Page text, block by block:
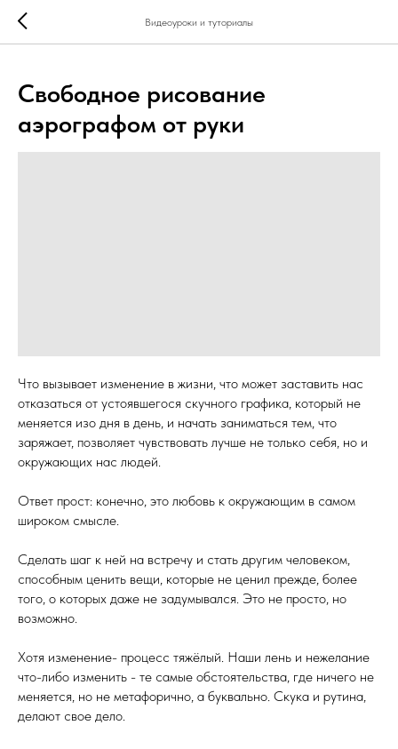
Видеоуроки и туториалы
Свободное рисование
аэрографом от руки
Что вызывает изменение в жизни, что может заставить нас
отказаться от устоявшегося скучного графика, который не
меняется изо дня в день, и начать заниматься тем, что
заряжает, позволяет чувствовать лучше не только себя, но и
окружающих нас людей.
Ответ прост: конечно, это любовь к окружающим в самом
широком смысле.
Сделать шаг к ней на встречу и стать другим человеком,
способным ценить вещи, которые не ценил прежде, более
того, о которых даже не задумывался. Это не просто, но
возможно.
Хотя изменение- процесс тяжёлый. Наши лень и нежелание
что-либо изменить - те самые обстоятельства, где ничего не
меняется, но не метафорично, а буквально. Скука и рутина,
делают свое дело.